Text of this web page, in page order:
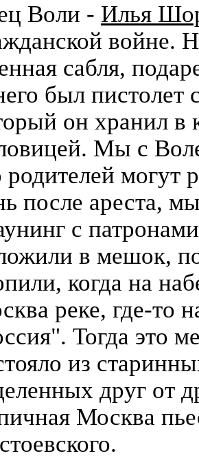
Воли - Илья
войне.
сабля,
был пистолет
он хранил
Мы с
родителей могут
после ареста,
с
в мешок,
когда на
реке, где-то
Тогда это
из
друг от
Москва